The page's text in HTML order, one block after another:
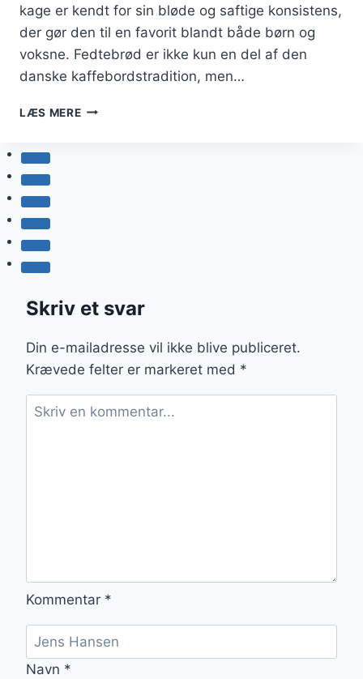
kage er kendt for sin bløde og saftige konsistens,
der gør den til en favorit blandt både børn og
voksne. Fedtebrød er ikke kun en del af den
danske kaffebordstradition, men…
LÆS MEREENKELT
Skriv et svar
Din e-mailadresse vil ikke blive publiceret.
Krævede felter er markeret med *
Kommentar *
Navn *